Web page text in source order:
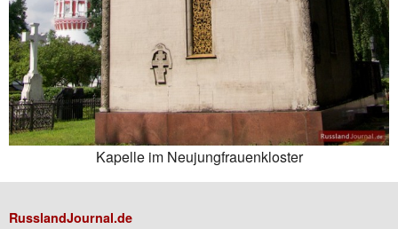
Kapelle im Neujungfrauenkloster
RusslandJournal.de